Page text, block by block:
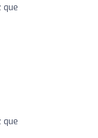
que
que